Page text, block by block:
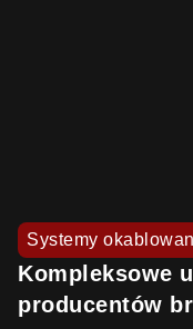
Systemy
Kompleksowe
producentów